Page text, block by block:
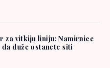
za vitkiju liniju: Namirnice
duže ostanete siti